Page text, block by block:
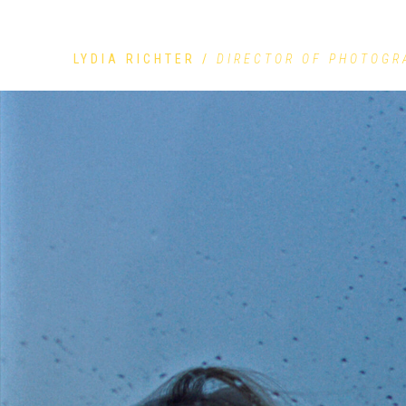
LYDIA RICHTER / DIRECTOR OF